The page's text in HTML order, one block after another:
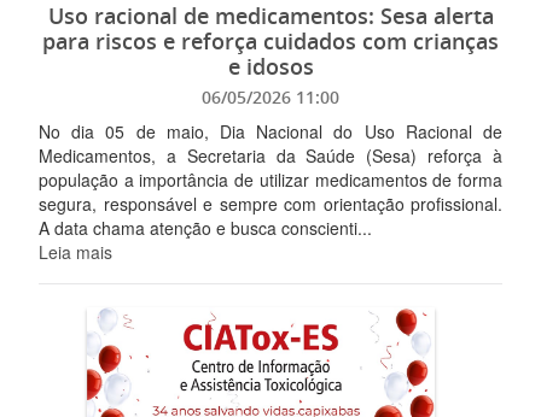
Uso racional de medicamentos: Sesa alerta
para riscos e reforça cuidados com crianças
e idosos
06/05/2026 11:00
No dia 05 de maio, Dia Nacional do Uso Racional de
Medicamentos, a Secretaria da Saúde (Sesa) reforça à
população a importância de utilizar medicamentos de forma
segura, responsável e sempre com orientação profissional.
A data chama atenção e busca conscienti...
Leia mais